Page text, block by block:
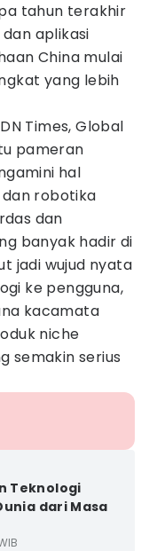
tahun terakhir
aplikasi
China mulai
yang lebih
Times, Global
pameran
hal
robotika
dan
banyak hadir di
jadi wujud nyata
ke pengguna,
kacamata
niche
semakin serius
Teknologi
dari Masa